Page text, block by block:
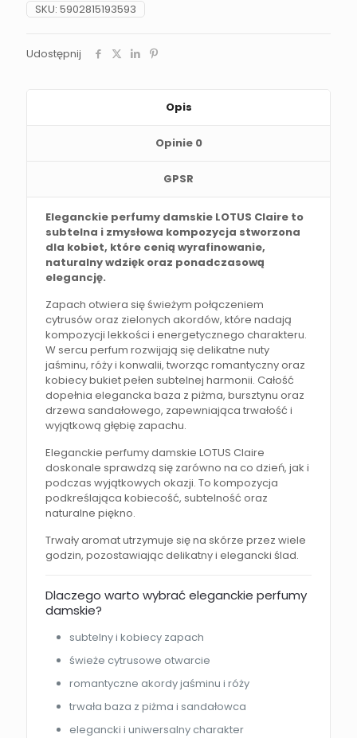
SKU: 5902815193593
Udostępnij
Opis
Opinie 0
GPSR
Eleganckie perfumy damskie LOTUS Claire to
subtelna i zmysłowa kompozycja stworzona
dla kobiet, które cenią wyrafinowanie,
naturalny wdzięk oraz ponadczasową
elegancję.
Zapach otwiera się świeżym połączeniem
cytrusów oraz zielonych akordów, które nadają
kompozycji lekkości i energetycznego charakteru.
W sercu perfum rozwijają się delikatne nuty
jaśminu, róży i konwalii, tworząc romantyczny oraz
kobiecy bukiet pełen subtelnej harmonii. Całość
dopełnia elegancka baza z piżma, bursztynu oraz
drzewa sandałowego, zapewniająca trwałość i
wyjątkową głębię zapachu.
Eleganckie perfumy damskie LOTUS Claire
doskonale sprawdzą się zarówno na co dzień, jak i
podczas wyjątkowych okazji. To kompozycja
podkreślająca kobiecość, subtelność oraz
naturalne piękno.
Trwały aromat utrzymuje się na skórze przez wiele
godzin, pozostawiając delikatny i elegancki ślad.
Dlaczego warto wybrać eleganckie perfumy
damskie?
subtelny i kobiecy zapach
świeże cytrusowe otwarcie
romantyczne akordy jaśminu i róży
trwała baza z piżma i sandałowca
elegancki i uniwersalny charakter